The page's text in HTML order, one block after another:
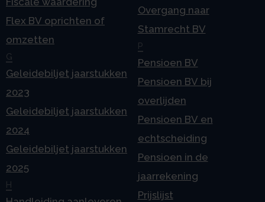
Flex BV oprichten of
omzetten
G
Geleidebiljet jaarstukken
2023
Geleidebiljet jaarstukken
2024
Geleidebiljet jaarstukken
2025
H
Overgang naar
Stamrecht BV
P
Pensioen BV
Pensioen BV bij
overlijden
Pensioen BV en
echtscheiding
Pensioen in de
jaarrekening
Prijslijst